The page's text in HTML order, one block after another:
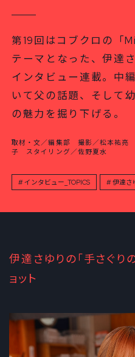
第19回はコブクロの「
テーマとなった、伊達
インタビュー連載。中
いて父の話題、そして
の魅力を掘り下げる。
取材・文／編集部 撮影／松本祐亮
子 スタイリング／佐野夏水
インタビュー_TOPICS 伊達さ
伊達さゆりの「手さぐり
ョット